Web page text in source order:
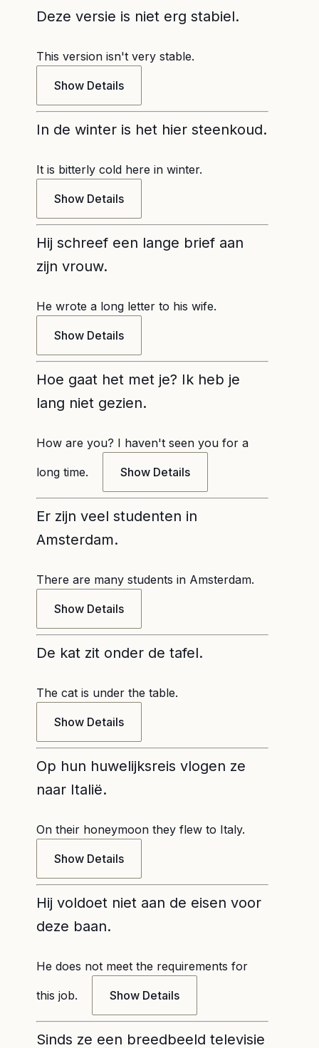
Deze versie is niet erg stabiel.
This version isn't very stable.
Show Details
In de winter is het hier steenkoud.
It is bitterly cold here in winter.
Show Details
Hij schreef een lange brief aan
zijn vrouw.
He wrote a long letter to his wife.
Show Details
Hoe gaat het met je? Ik heb je
lang niet gezien.
How are you? I haven't seen you for a
long time. Show Details
Er zijn veel studenten in
Amsterdam.
There are many students in Amsterdam.
Show Details
De kat zit onder de tafel.
The cat is under the table.
Show Details
Op hun huwelijksreis vlogen ze
naar Italië.
On their honeymoon they flew to Italy.
Show Details
Hij voldoet niet aan de eisen voor
deze baan.
He does not meet the requirements for
this job. Show Details
Sinds ze een breedbeeld televisie